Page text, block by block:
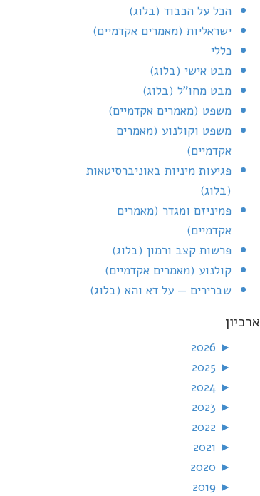
הכל על הכבוד (בלוג)
ישראליות (מאמרים אקדמיים)
כללי
מבט אישי (בלוג)
מבט מחו"ל (בלוג)
משפט (מאמרים אקדמיים)
משפט וקולנוע (מאמרים
אקדמיים)
פגיעות מיניות באוניברסיטאות
(בלוג)
פמיניזם ומגדר (מאמרים
אקדמיים)
פרשות קצב ורמון (בלוג)
קולנוע (מאמרים אקדמיים)
שברירים — על דא והא (בלוג)
ארכיון
►
►
►
2024
►
►
►
►
►